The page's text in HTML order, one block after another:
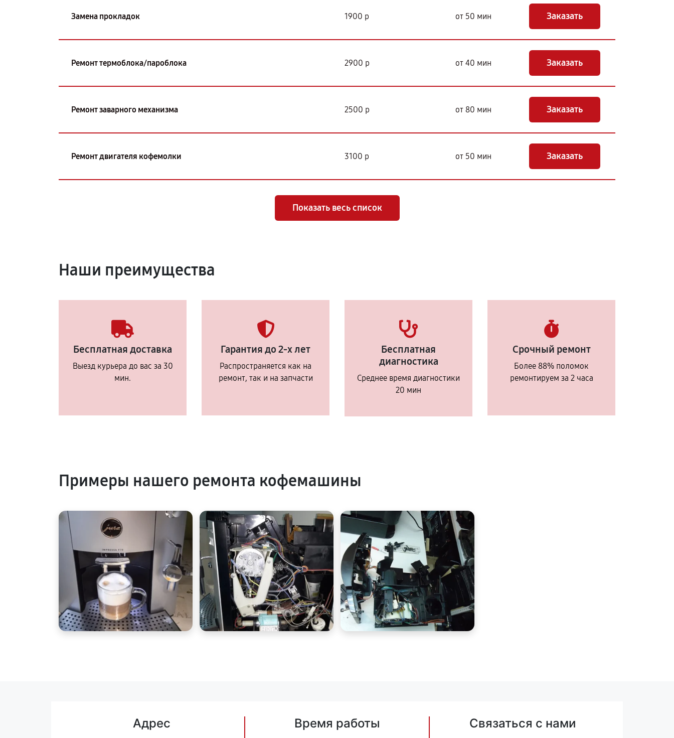
Замена прокладок 1900 р от 50 мин Заказать
Ремонт термоблока/пароблока 2900 р от 40 мин Заказать
Ремонт заварного механизма 2500 р от 80 мин Заказать
Ремонт двигателя кофемолки 3100 р от 50 мин Заказать
Показать весь список
Наши преимущества
Бесплатная доставка
Выезд курьера до вас за 30
мин.
Гарантия до 2-х лет
Распространяется как на
ремонт, так и на запчасти
Бесплатная
диагностика
Среднее время диагностики
20 мин
Срочный ремонт
Более 88% поломок
ремонтируем за 2 часа
Примеры нашего ремонта кофемашины
Адрес Время работы Связаться с нами